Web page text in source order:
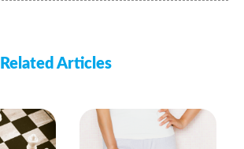
Related Articles